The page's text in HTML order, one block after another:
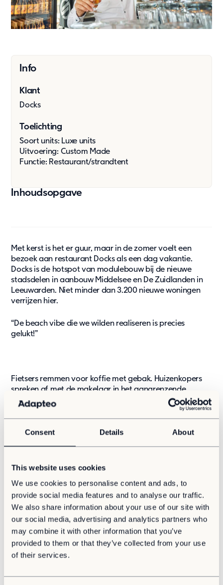
Consent Details About
This website uses cookies
We use cookies to personalise content and ads, to
provide social media features and to analyse our traffic.
We also share information about your use of our site with
our social media, advertising and analytics partners who
may combine it with other information that you’ve
provided to them or that they’ve collected from your use
of their services.
Oplossingen
Bouw & industrie
Onderwijs
Overheid
Wonen
Zorg & Gezondheid
Duurzaamheid
Rapportage en naleving
Blog
Nieuws
Klantcases
Updates
Contact
Jouw samenwerkingspartner
Ons doel
Retour
Info
Klant
Docks
Toelichting
Soort units: Luxe units
Uitvoering: Custom Made
Functie: Restaurant/strandtent
Inhoudsopgave
Met kerst is het er guur, maar in de zomer voelt een
bezoek aan restaurant Docks als een dag vakantie.
Docks is de hotspot van modulebouw bij de nieuwe
stadsdelen in aanbouw Middelsee en De Zuidlanden in
Leeuwarden. Niet minder dan 3.200 nieuwe woningen
verrijzen hier.
“De beach vibe die we wilden realiseren is precies
gelukt!”
Fietsers remmen voor koffie met gebak. Huizenkopers
spreken af met de makelaar in het aangrenzende
informatiecentrum. Aanstaande bewoners komen
dineren. Projectontwikkelaars van de gemeente houden
er pal naast kantoor. “Projectontwikkelaars vinden
Docks ideaal, omdat het uitkijkt over de nieuwbouw”,
Docks was één dag open toen het vanwege corona
moest sluiten. “Die tijd hebben we gebruikt om ons
beach concept verder uit te werken met pergola’s en
een groter vlonderterras. In de zomer konden de we
gaan knallen”, zegt Ralph die samen met zijn
compagnon ook lunchroom Barrevoets, eetcafé
Spinoza en cocktailbar Dr. Watson bestiert in
biologische producten en leuke evenementjes. Die heeft